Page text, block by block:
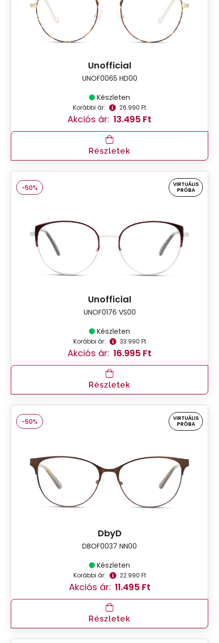
Unofficial
UNOF0065 HD00
Készleten
Korábbi ár: 26.990 Ft
Akciós ár: 13.495 Ft
Részletek
-50%
VIRTUÁLIS
PRÓBA
Unofficial
UNOF0176 VS00
Készleten
Korábbi ár: 33.990 Ft
Akciós ár: 16.995 Ft
Részletek
-50%
VIRTUÁLIS
PRÓBA
DbyD
DBOF0037 NN00
Készleten
Korábbi ár: 22.990 Ft
Akciós ár: 11.495 Ft
Részletek